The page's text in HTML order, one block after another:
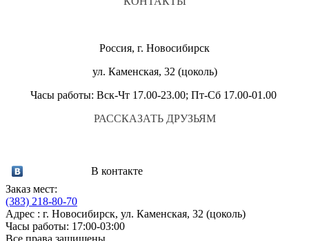
Россия, г. Новосибирск
ул. Каменская, 32 (цоколь)
Часы работы: Вск-Чт 17.00-23.00; Пт-Сб 17.00-01.00
РАССКАЗАТЬ ДРУЗЬЯМ
В контакте
Заказ мест:
(383) 218-80-70
Адрес : г. Новосибирск, ул. Каменская, 32 (цоколь)
Часы работы: 17:00-03:00